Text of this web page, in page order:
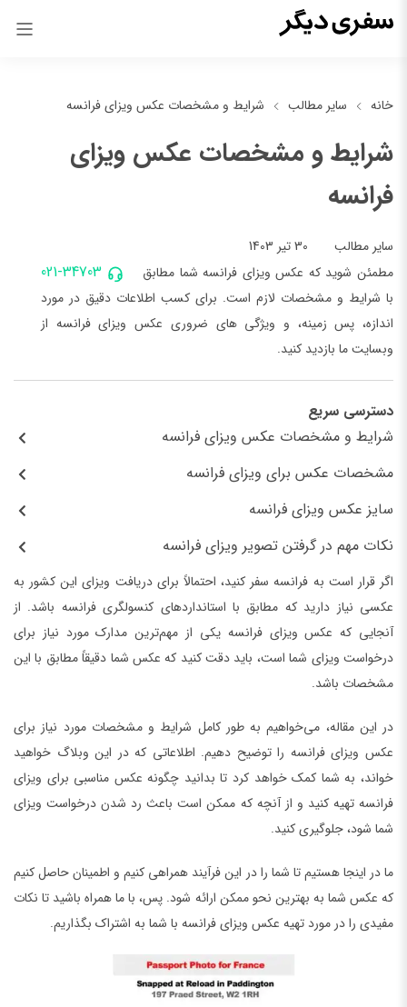
خانه سایر مطالب شرایط و مشخصات عکس ویزای فرانسه
شرایط و مشخصات عکس ویزای
فرانسه
سایر مطالب 30 تیر 1403
021-34703
مطمئن شوید که عکس ویزای فرانسه شما مطابق
با شرایط و مشخصات لازم است. برای کسب اطلاعات دقیق در مورد
اندازه، پس زمینه، و ویژگی های ضروری عکس ویزای فرانسه از
وبسایت ما بازدید کنید.
دسترسی سریع
شرایط و مشخصات عکس ویزای فرانسه
مشخصات عکس برای ویزای فرانسه
سایز عکس ویزای فرانسه
نکات مهم در گرفتن تصویر ویزای فرانسه
اگر قرار است به فرانسه سفر کنید، احتمالاً برای دریافت ویزای این کشور به
عکسی نیاز دارید که مطابق با استاندارد‌های کنسولگری فرانسه باشد. از
آنجایی که عکس ویزای فرانسه یکی از مهم‌ترین مدارک مورد نیاز برای
درخواست ویزای شما است، باید دقت کنید که عکس شما دقیقاً مطابق با این
مشخصات باشد.
در این مقاله، می‌خواهیم به طور کامل شرایط و مشخصات مورد نیاز برای
عکس ویزای فرانسه را توضیح دهیم. اطلاعاتی که در این وبلاگ خواهید
خواند، به شما کمک خواهد کرد تا بدانید چگونه عکس مناسبی برای ویزای
فرانسه تهیه کنید و از آنچه که ممکن است باعث رد شدن درخواست ویزای
شما شود، جلوگیری کنید.
ما در اینجا هستیم تا شما را در این فرآیند همراهی کنیم و اطمینان حاصل کنیم
که عکس شما به بهترین نحو ممکن ارائه شود. پس، با ما همراه باشید تا نکات
مفیدی را در مورد تهیه عکس ویزای فرانسه با شما به اشتراک بگذاریم.